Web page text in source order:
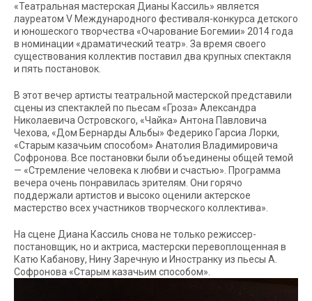
«Театральная мастерская Дианы Кассиль» является
лауреатом V Международного фестиваля-конкурса детского
и юношеского творчества «Очарование Богемии» 2014 года
в номинации «драматический театр». За время своего
существования коллектив поставил два крупных спектакля
и пять постановок.
В этот вечер артисты театральной мастерской представили
сцены из спектаклей по пьесам «Гроза» Александра
Николаевича Островского, «Чайка» Антона Павловича
Чехова, «Дом Бернарды Альбы» Федерико Гарсиа Лорки,
«Старым казачьим способом» Анатолия Владимировича
Софронова. Все постановки были объединены общей темой
— «Стремление человека к любви и счастью». Программа
вечера очень понравилась зрителям. Они горячо
поддержали артистов и высоко оценили актерское
мастерство всех участников творческого коллектива».
На сцене Диана Кассиль снова не только режиссер-
постановщик, но и актриса, мастерски перевоплощенная в
Катю Кабанову, Нину Заречную и Иностранку из пьесы А.
Софронова «Старым казачьим способом».